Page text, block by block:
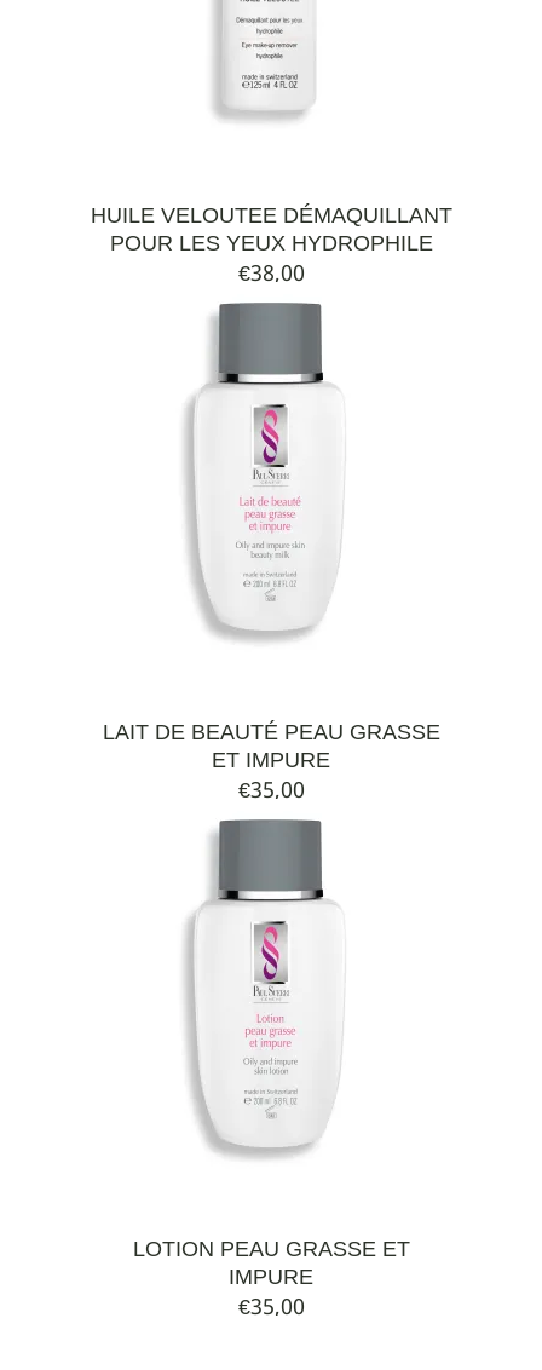
HUILE VELOUTEE DÉMAQUILLANT
POUR LES YEUX HYDROPHILE
€38,00
LAIT DE BEAUTÉ PEAU GRASSE
ET IMPURE
€35,00
LOTION PEAU GRASSE ET
IMPURE
€35,00